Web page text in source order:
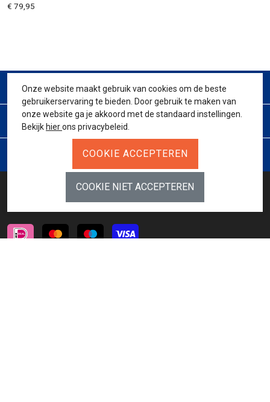
€ 79,95
CONTACT
KLANTENSERVICE
Onze website maakt gebruik van cookies om de beste
gebruikerservaring te bieden. Door gebruik te maken van
onze website ga je akkoord met de standaard instellingen.
Bekijk hierons privacybeleid.